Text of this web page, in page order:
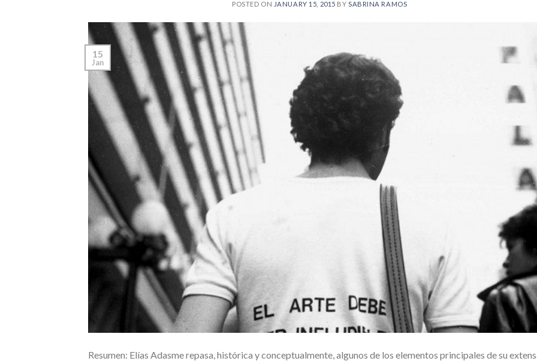
POSTED ON JANUARY 15, 2015 BYSABRINA RAMOS
15
Jan
Resumen: Elías Adasme repasa, histórica y conceptualmente, algunos de los elementos principales de su